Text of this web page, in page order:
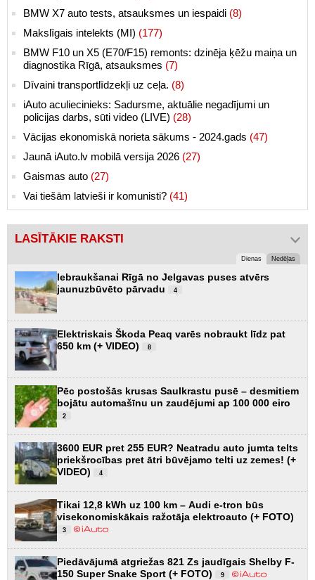
BMW X7 auto tests, atsauksmes un iespaidi (8)
Makslīgais intelekts (MI) (177)
BMW F10 un X5 (E70/F15) remonts: dzinēja ķēžu maiņa un
diagnostika Rīgā, atsauksmes (7)
Dīvaini transportlīdzekļi uz ceļa. (8)
iAuto aculiecinieks: Sadursme, aktuālie negadījumi un
policijas darbs, sūti video (LIVE) (28)
Vācijas ekonomiskā norieta sākums - 2024.gads (47)
Jaunā iAuto.lv mobilā versija 2026 (27)
Gaismas auto (27)
Vai tiešām latvieši ir komunisti? (41)
LASĪTĀKIE RAKSTI
Dienas Nedēļas
Iebraukšanai Rīgā no Jelgavas puses atvērs
jaunuzbūvēto pārvadu
4
Elektriskais Škoda Peaq varēs nobraukt līdz pat
650 km (+ VIDEO)
8
Pēc postošās krusas Saulkrastu pusē – desmitiem
bojātu automašīnu un zaudējumi ap 100 000 eiro
2
3600 EUR pret 255 EUR? Neatradu auto jumta telts
priekšrocības pret ātri būvējamo telti uz zemes! (+
VIDEO)
4
Tikai 12,8 kWh uz 100 km – Audi e-tron būs
visekonomiskākais ražotāja elektroauto (+ FOTO)
3
Piedāvājumā atgriežas 821 Zs jaudīgais Shelby F-
150 Super Snake Sport (+ FOTO)
9